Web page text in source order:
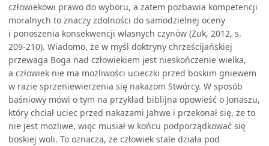
człowiekowi prawo do wyboru, a zatem pozbawia kompetencji
moralnych to znaczy zdolności do samodzielnej oceny
i ponoszenia konsekwencji własnych czynów (Żuk, 2012, s.
209-210). Wiadomo, że w myśl doktryny chrześcijańskiej
przewaga Boga nad człowiekiem jest nieskończenie wielka,
a człowiek nie ma możliwości ucieczki przed boskim gniewem
w razie sprzeniewierzenia się nakazom Stwórcy. W sposób
baśniowy mówi o tym na przykład biblijna opowieść o Jonaszu,
który chciał uciec przed nakazami Jahwe i przekonał się, że to
nie jest możliwe, więc musiał w końcu podporządkować się
boskiej woli. To oznacza, że człowiek stale działa pod